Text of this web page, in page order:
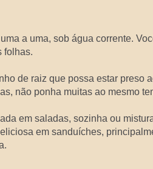
a uma, sob água corrente.
folhas.
de raiz que possa estar preso
não ponha muitas ao mesmo
em saladas, sozinha ou
em sanduíches,